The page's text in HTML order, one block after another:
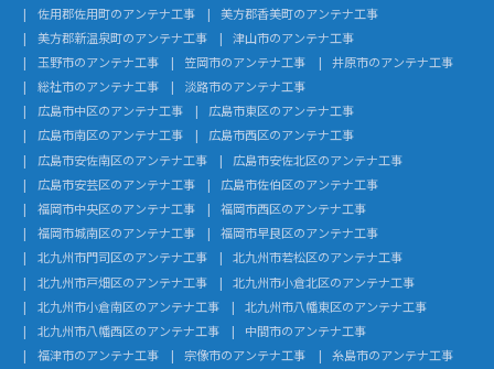
佐用郡佐用町のアンテナ工事
美方郡香美町のアンテナ工事
美方郡新温泉町のアンテナ工事
津山市のアンテナ工事
玉野市のアンテナ工事
笠岡市のアンテナ工事
井原市のアンテナ工事
総社市のアンテナ工事
淡路市のアンテナ工事
広島市中区のアンテナ工事
広島市東区のアンテナ工事
広島市南区のアンテナ工事
広島市西区のアンテナ工事
広島市安佐南区のアンテナ工事
広島市安佐北区のアンテナ工事
広島市安芸区のアンテナ工事
広島市佐伯区のアンテナ工事
福岡市中央区のアンテナ工事
福岡市西区のアンテナ工事
福岡市城南区のアンテナ工事
福岡市早良区のアンテナ工事
北九州市門司区のアンテナ工事
北九州市若松区のアンテナ工事
北九州市戸畑区のアンテナ工事
北九州市小倉北区のアンテナ工事
北九州市小倉南区のアンテナ工事
北九州市八幡東区のアンテナ工事
北九州市八幡西区のアンテナ工事
中間市のアンテナ工事
福津市のアンテナ工事
宗像市のアンテナ工事
糸島市のアンテナ工事